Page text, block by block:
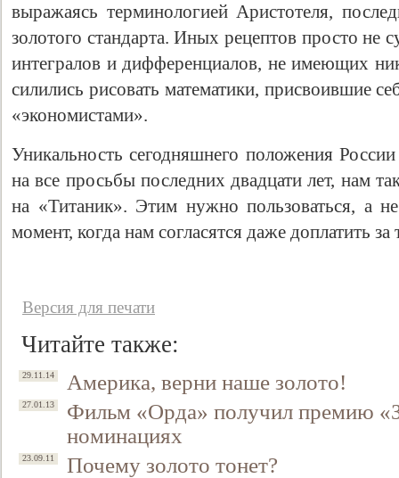
выражаясь терминологией Аристотеля,
золотого стандарта. Иных рецептов просто не
интегралов и дифференциалов, не имеющих
силились рисовать математики, присвоившие
«экономистами».
Уникальность сегодняшнего положения
на все просьбы последних двадцати лет, нам
на «Титаник». Этим нужно пользоваться, а
момент, когда нам согласятся даже доплатить
Версия для печати
Читайте также:
29.11.14 Америка, верни наше золото!
27.01.13
Фильм «Орда» получил премию
номинациях
23.09.11 Почему золото тонет?